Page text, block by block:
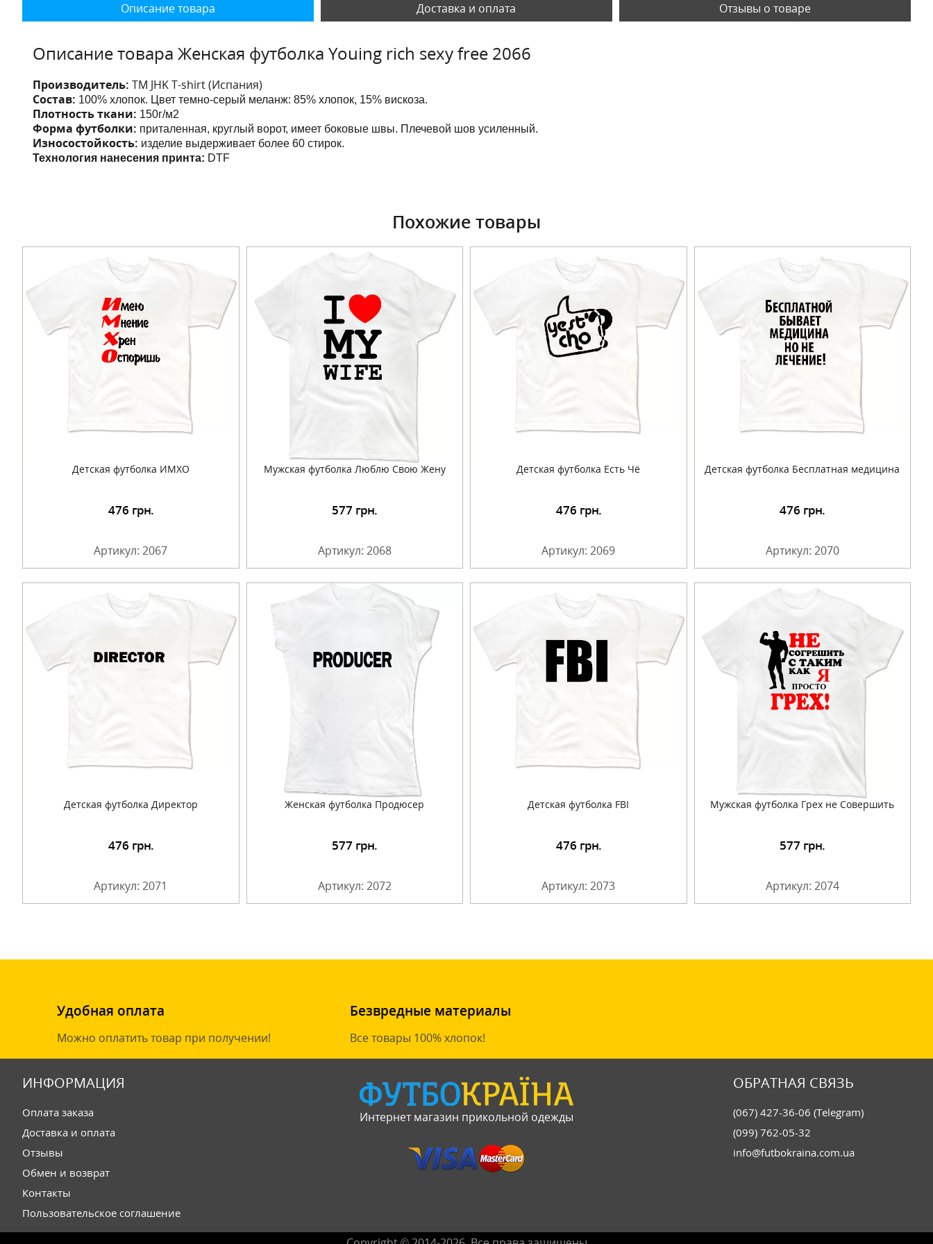
Описание товара Доставка и оплата Отзывы о товаре
Описание товара Женская футболка Youing rich sexy free 2066
Производитель: ТМ JHK T-shirt (Испания)
Состав: 100% хлопок. Цвет темно-серый меланж: 85% хлопок, 15% вискоза.
Плотность ткани: 150г/м2
Форма футболки: приталенная, круглый ворот, имеет боковые швы. Плечевой шов усиленный.
Износостойкость: изделие выдерживает более 60 стирок.
Технология нанесения принта: DTF
Похожие товары
Детская футболка ИМХО
476 грн.
Артикул: 2067
Мужская футболка Люблю Свою Жену
Подробнее 577 грн.
Артикул: 2068
Детская футболка Есть Чё
Подробнее 476 грн.
Артикул: 2069
Детская футболка Бесплатная медицина
Подробнее 476 грн.
Артикул: 2070
Детская футболка Директор
476 грн.
Артикул: 2071
Женская футболка Продюсер
Подробнее 577 грн.
Артикул: 2072
Детская футболка FBI
Подробнее 476 грн.
Артикул: 2073
Мужская футболка Грех не Совершить
Подробнее 577 грн.
Артикул: 2074
Удобная оплата
Можно оплатить товар при получении!
Безвредные материалы
Все товары 100% хлопок!
ИНФОРМАЦИЯ
Оплата заказа
Доставка и оплата
Отзывы
Обмен и возврат
Контакты
Пользовательское соглашение
Интернет магазин прикольной одежды
ОБРАТНАЯ СВЯЗЬ
(067) 427-36-06 (Telegram)
(099) 762-05-32
info@futbokraina.com.ua